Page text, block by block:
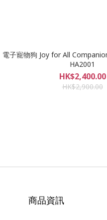
電子寵物狗 Joy for All
HA2001
HK$2,400.00
HK$2,900.00
商品資訊